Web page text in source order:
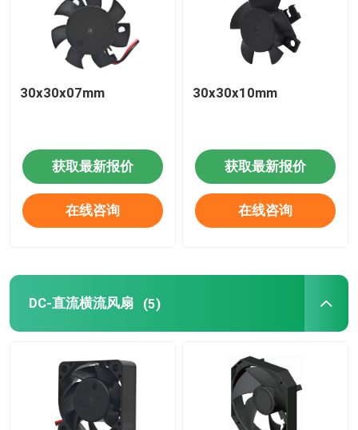
30x30x07mm
获取最新报价
在线咨询
30x30x10mm
获取最新报价
在线咨询
DC-直流横流风扇 (5)